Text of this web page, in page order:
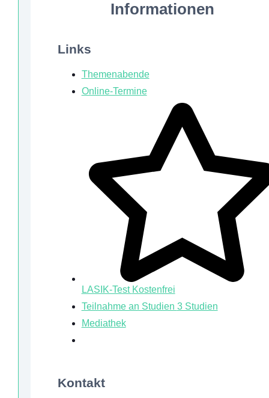
Informationen
Links
Themenabende
Online-Termine
LASIK-Test Kostenfrei
Teilnahme an Studien 3 Studien
Mediathek
Kontakt